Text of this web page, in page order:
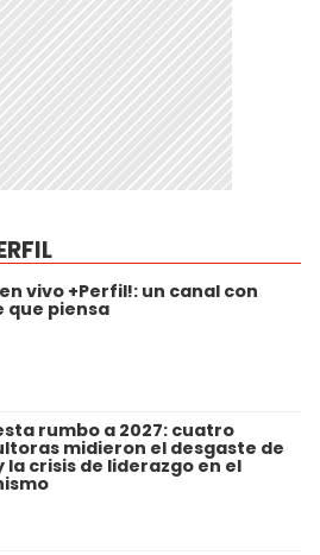
vivo +Perfil!: un canal con
que piensa
rumbo a 2027: cuatro
midieron el desgaste de
la crisis de liderazgo en el